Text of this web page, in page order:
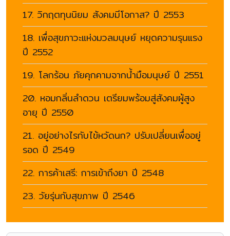
17. วิกฤตทุนนิยม สังคมมีโอกาส? ปี 2553
18. เพื่อสุขภาวะแห่งมวลมนุษย์ หยุดความรุนแรง
ปี 2552
19. โลกร้อน ภัยคุกคามจากน้ำมือมนุษย์ ปี 2551
20. หอมกลิ่นลำดวน เตรียมพร้อมสู่สังคมผู้สูง
อายุ ปี 2550
21. อยู่อย่างไรกับไข้หวัดนก? ปรับเปลี่ยนเพื่ออยู่
รอด ปี 2549
22. การค้าเสรี: การเข้าถึงยา ปี 2548
23. วัยรุ่นกับสุขภาพ ปี 2546